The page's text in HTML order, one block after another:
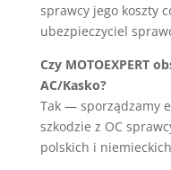
sprawcy jego koszty
ubezpieczyciel
Czy MOTOEXPERT
AC/Kasko?
Tak — sporządzamy
szkodzie z OC
polskich i